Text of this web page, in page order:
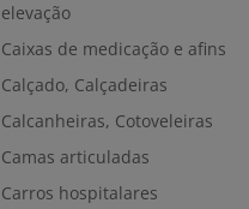
elevação
Caixas de medicação e afins
Calçado, Calçadeiras
Calcanheiras, Cotoveleiras
Camas articuladas
Carros hospitalares